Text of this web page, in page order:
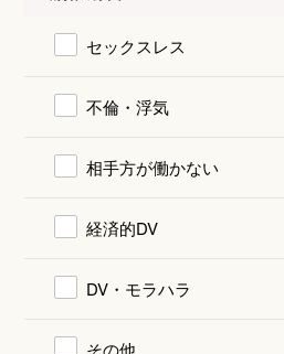
セックスレス
不倫・浮気
相手方が働かない
経済的DV
DV・モラハラ
その他